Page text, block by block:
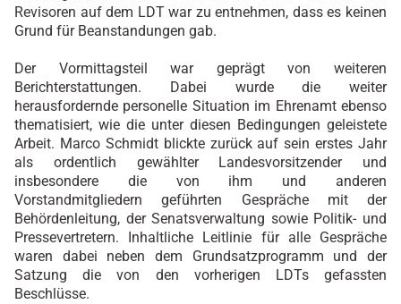
Revisoren auf dem LDT war zu entnehmen, dass es keinen
Grund für Beanstandungen gab.
Der Vormittagsteil war geprägt von weiteren
Berichterstattungen. Dabei wurde die weiter
herausfordernde personelle Situation im Ehrenamt ebenso
thematisiert, wie die unter diesen Bedingungen geleistete
Arbeit. Marco Schmidt blickte zurück auf sein erstes Jahr
als ordentlich gewählter Landesvorsitzender und
insbesondere die von ihm und anderen
Vorstandmitgliedern geführten Gespräche mit der
Behördenleitung, der Senatsverwaltung sowie Politik- und
Pressevertretern. Inhaltliche Leitlinie für alle Gespräche
waren dabei neben dem Grundsatzprogramm und der
Satzung die von den vorherigen LDTs gefassten
Beschlüsse.